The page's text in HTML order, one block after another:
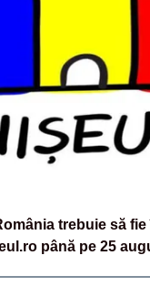
trebuie să
până pe 25